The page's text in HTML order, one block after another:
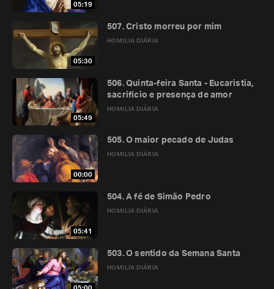
05:19
05:30
HOMILIA DIÁRIA
507. Cristo morreu por mim
05:49
HOMILIA DIÁRIA
506. Quinta-feira Santa - Eucaristia,
sacrifício e presença de amor
00:00
HOMILIA DIÁRIA
505. O maior pecado de Judas
05:41
HOMILIA DIÁRIA
504. A fé de Simão Pedro
HOMILIA DIÁRIA
503. O sentido da Semana Santa